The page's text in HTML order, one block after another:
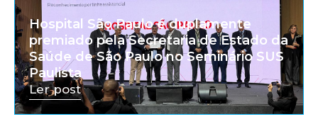
Hospital São Paulo é duplamente
premiado pela Secretaria de Estado da
Saúde de São Paulo no Seminário SUS
Paulista
Ler post